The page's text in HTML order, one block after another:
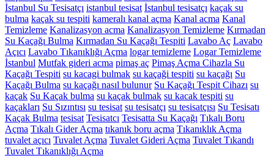
İstanbul Su Tesisatçı istanbul tesisat İstanbul tesisatçı kaçak su
bulma kaçak su tespiti kameralı kanal açma Kanal acma Kanal
Temizleme Kanalizasyon acma Kanalizasyon Temizleme Kırmadan
Su Kaçağı Bulma Kırmadan Su Kaçağı Tespiti Lavabo Aç Lavabo
Açıcı Lavabo Tıkanıklığı Açma logar temizleme Logar Temizleme
İstanbul Mutfak gideri acma pimaş aç Pimaş Açma Cihazla Su
Kaçağı Tespiti su kacagi bulmak su kaçaği tespiti su kaçağı Su
Kaçağı Bulma su kaçağı nasıl bulunur Su Kaçağı Tespit Cihazı su
kaçak Su Kaçak bulma su kaçak bulmak su kacak tespiti su
kaçakları Su Sızıntısı su tesisat su tesisatçı su tesisatçısı Su Tesisatı
Kaçak Bulma tesisat Tesisatcı Tesisatta Su Kaçağı Tıkalı Boru
Açma Tıkalı Gider Açma tıkanık boru açma Tıkanıklık Açma
tuvalet açıcı Tuvalet Açma Tuvalet Gideri Açma Tuvalet Tıkandı
Tuvalet Tıkanıklığı Açma